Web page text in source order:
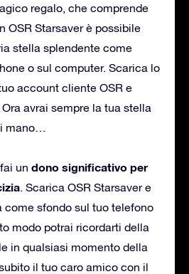
regalo, che comprende
OSR Starsaver è possibile
stella splendente come
o sul computer. Scarica lo
account cliente OSR e
avrai sempre la tua stella
mano…
un dono significativo per
. Scarica OSR Starsaver e
come sfondo sul tuo telefono
modo potrai ricordarti della
in qualsiasi momento della
il tuo caro amico con il